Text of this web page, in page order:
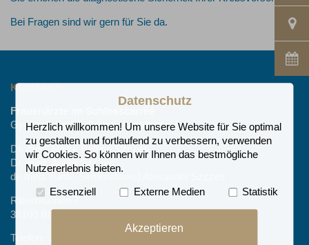
Bei Fragen sind wir gern für Sie da.
KONTAKT
Frauenärzte im Schlosscarrée
Gynäkologische Gemeinschaftspraxis
Dr. med. Heike Bettina Szczes
Dr. med. André Szczes
dr. med. (Univ. Semmelweis) Alexander Szczes
Ritterbrunnen 7
38100 Braunschweig
Telefon:
Datenschutz
Herzlich willkommen! Um unsere Website für Sie optimal
zu gestalten und fortlaufend zu verbessern, verwenden
wir Cookies. So können wir Ihnen das bestmögliche
Nutzererlebnis bieten.
Essenziell Externe Medien Statistik
Akzeptieren